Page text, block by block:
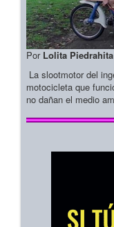
Por Lolita Piedrahita
La slootmotor del
motocicleta que
no dañan el medio